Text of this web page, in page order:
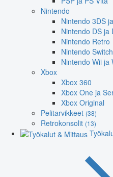
Nintendo
Nintendo 3DS
Nintendo DS ja
Nintendo Retro
Nintendo Switch
Nintendo Wii ja
Xbox
Xbox 360
Xbox One ja
Xbox Original
Pelitarvikkeet (38)
Retrokonsolit (13)